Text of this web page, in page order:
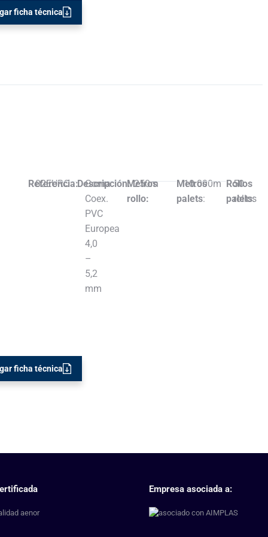
ficha técnica
Referencia:
02EURO Descripción:
Goma
Coex.
PVC
Europea
4,0
–
5,2
mm
Metros
rollo:
250m
Metros
palets:
10.000m Rollos
palets:
50
rollos
ficha técnica
Empresa asociada a: